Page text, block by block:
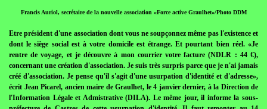
Francis Auriol, secrétaire de la nouvelle association «Force active Graulhet»/Photo DDM
Etre président d'une association dont vous ne soupçonnez même pas l'existence et
dont le siège social est à votre domicile est étrange. Et pourtant bien réel. «Je
rentre de voyage, et je découvre à mon courrier votre facture (NDLR : 44 €),
concernant une création d'association. Je suis très surpris parce que je n'ai jamais
créé d'association. Je pense qu'il s'agit d'une usurpation d'identité et d'adresse»,
écrit Jean Picarel, ancien maire de Graulhet, le 4 janvier dernier, à la Direction de
l'Information Légale et Admistrative (DILA). Le même jour, il informe la sous-